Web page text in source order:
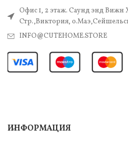
Офис 1, 2 этаж. Саунд энд Вижн
Стр.,Виктория,
INFO@CUTEHOME.STORE
ИНФОРМАЦИЯ